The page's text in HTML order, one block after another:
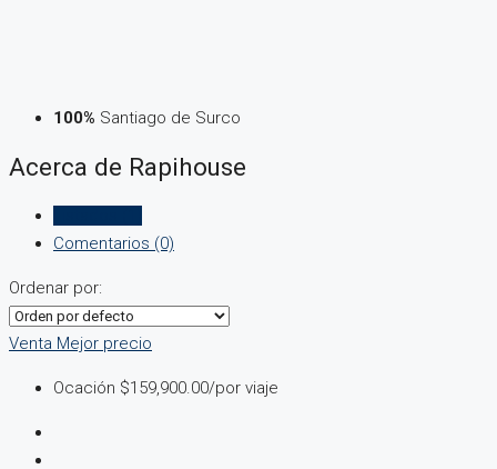
100% Santiago de Surco
Acerca de Rapihouse
Comentarios (0)
Ordenar por:
Venta Mejor precio
Ocación $159,900.00/por viaje